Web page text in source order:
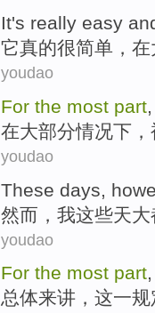
It's really easy
它真的很简单 ， 在
youdao
For the most part,
在大部分情况下，
youdao
These days
然而 ， 我这些天大
youdao
For the most part,
总体来讲， 这一规